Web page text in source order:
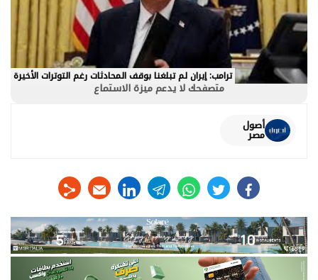
ترامب: إيران لم تبلغنا بوقف المحادثات رغم التوترات الأخيرة
متصفحك لا يدعم ميزة الاستماع
أصول
مصر
facebook
twitter
whats
telegram
linkedin